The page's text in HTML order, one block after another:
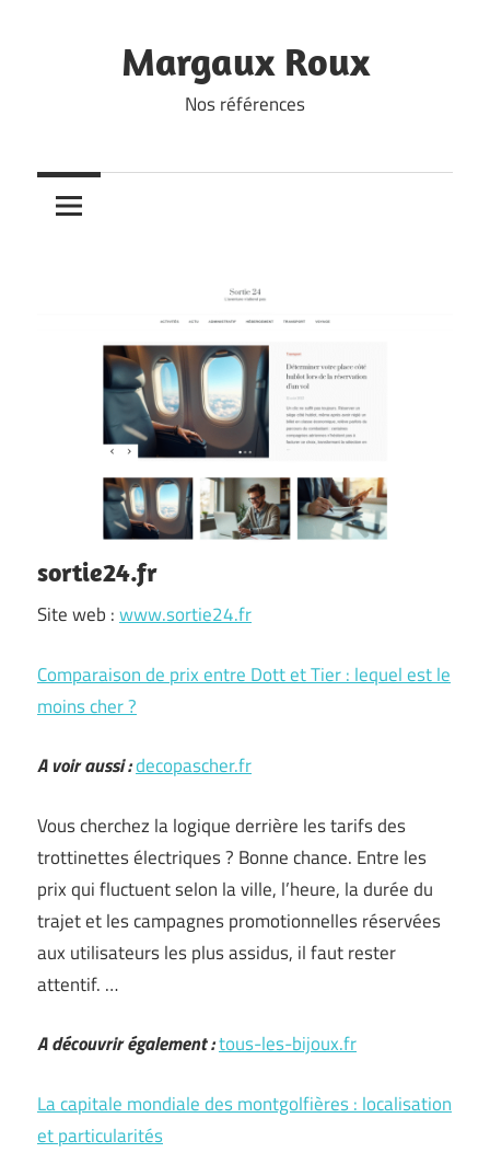
Margaux Roux
Nos références
sortie24.fr
Site web :www.sortie24.fr
Comparaison de prix entre Dott et Tier : lequel est le
moins cher ?
A voir aussi :decopascher.fr
Vous cherchez la logique derrière les tarifs des
trottinettes électriques ? Bonne chance. Entre les
prix qui fluctuent selon la ville, l’heure, la durée du
trajet et les campagnes promotionnelles réservées
aux utilisateurs les plus assidus, il faut rester
attentif. …
A découvrir également :tous-les-bijoux.fr
La capitale mondiale des montgolfières : localisation
et particularités